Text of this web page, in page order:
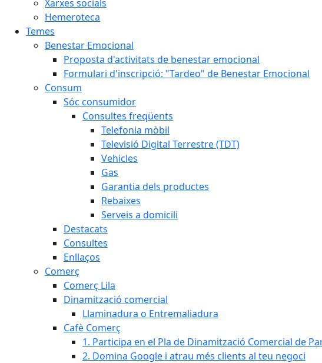
Xarxes socials
Hemeroteca
Temes
Benestar Emocional
Proposta d'activitats de benestar emocional
Formulari d'inscripció: "Tardeo" de Benestar Emocional
Consum
Sóc consumidor
Consultes freqüents
Telefonia mòbil
Televisió Digital Terrestre (TDT)
Vehicles
Gas
Garantia dels productes
Rebaixes
Serveis a domicili
Destacats
Consultes
Enllaços
Comerç
Comerç Lila
Dinamització comercial
Llaminadura o Entremaliadura
Cafè Comerç
1. Participa en el Pla de Dinamització Comercial de
2. Domina Google i atrau més clients al teu negoci